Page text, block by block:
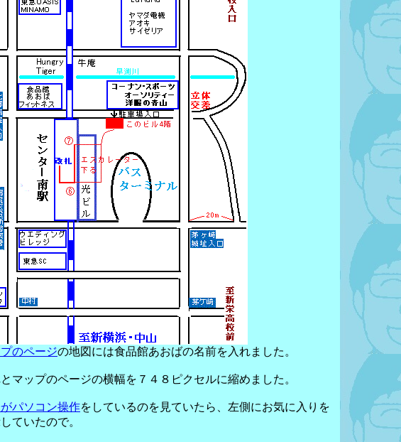
のページの地図には食品館あおばの名前を入れました。
マップのページの横幅を７４８ピクセルに縮めました。
パソコン操作をしているのを見ていたら、左側にお気に入りを
ていたので。